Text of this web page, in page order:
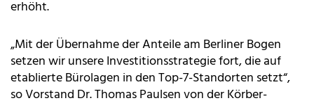
erhöht.
„Mit der Übernahme der Anteile am Berliner Bogen
setzen wir unsere Investitionsstrategie fort, die auf
etablierte Bürolagen in den Top-7-Standorten setzt“,
so Vorstand Dr. Thomas Paulsen von der Körber-